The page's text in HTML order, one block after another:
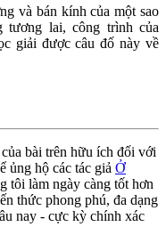
và bán kính của một sao
tương lai, công trình của
giải được câu đố này về
bài trên hữu ích đối với
ủng hộ các tác giả Ở
tôi làm ngày càng tốt hơn
thức phong phú, đa dạng
nay - cực kỳ chính xác